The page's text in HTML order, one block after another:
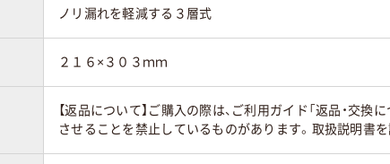
ノリ漏れを軽減する３層式
２１６×３０３ｍｍ
【返品について】ご購入の際は、ご利用ガイド「返品・交
させることを禁止しているものがあります。取扱説明書